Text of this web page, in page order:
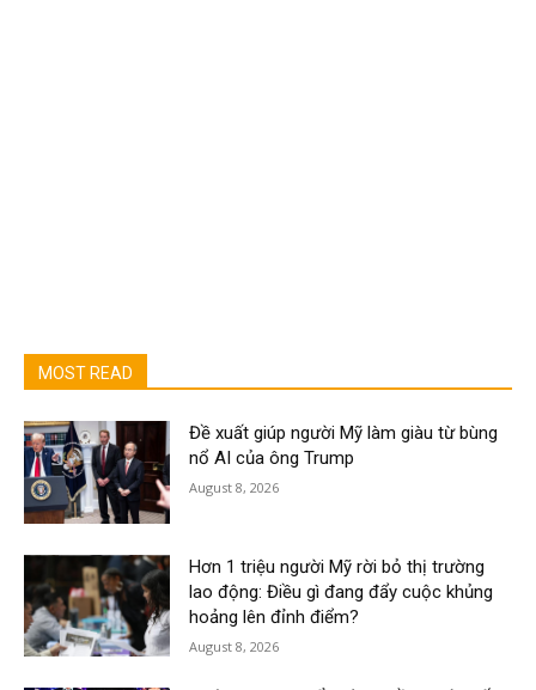
MOST READ
Đề xuất giúp người Mỹ làm giàu từ bùng
nổ AI của ông Trump
August 8, 2026
Hơn 1 triệu người Mỹ rời bỏ thị trường
lao động: Điều gì đang đẩy cuộc khủng
hoảng lên đỉnh điểm?
August 8, 2026